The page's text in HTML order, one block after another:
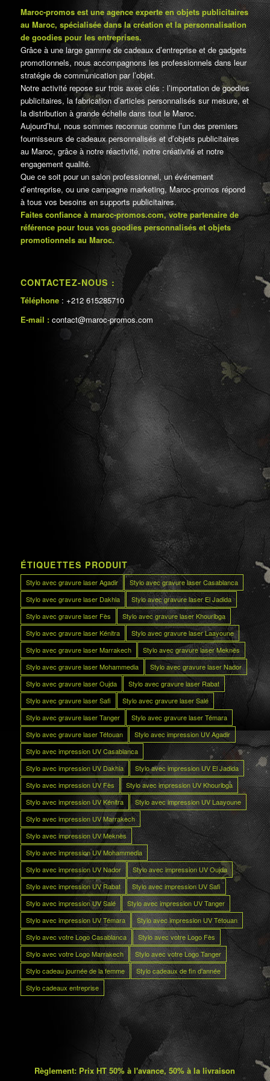
Maroc-promos est une agence experte en objets publicitaires
au Maroc, spécialisée dans la création et la personnalisation
de goodies pour les entreprises.
Grâce à une large gamme de cadeaux d’entreprise et de gadgets
promotionnels, nous accompagnons les professionnels dans leur
stratégie de communication par l’objet.
Notre activité repose sur trois axes clés : l’importation de goodies
publicitaires, la fabrication d’articles personnalisés sur mesure, et
la distribution à grande échelle dans tout le Maroc.
Aujourd’hui, nous sommes reconnus comme l’un des premiers
fournisseurs de cadeaux personnalisés et d’objets publicitaires
au Maroc, grâce à notre réactivité, notre créativité et notre
engagement qualité.
Que ce soit pour un salon professionnel, un événement
d’entreprise, ou une campagne marketing, Maroc-promos répond
à tous vos besoins en supports publicitaires.
Faites confiance à maroc-promos.com, votre partenaire de
référence pour tous vos goodies personnalisés et objets
promotionnels au Maroc.
CONTACTEZ-NOUS :
Téléphone : +212 615285710
E-mail : contact@maroc-promos.com
ÉTIQUETTES PRODUIT
Stylo avec gravure laser Agadir
Stylo avec gravure laser Casablanca
Stylo avec gravure laser Dakhla
Stylo avec gravure laser El Jadida
Stylo avec gravure laser Fès
Stylo avec gravure laser Khouribga
Stylo avec gravure laser Kénitra
Stylo avec gravure laser Laayoune
Stylo avec gravure laser Marrakech
Stylo avec gravure laser Meknès
Stylo avec gravure laser Mohammedia
Stylo avec gravure laser Nador
Stylo avec gravure laser Oujda
Stylo avec gravure laser Rabat
Stylo avec gravure laser Safi
Stylo avec gravure laser Salé
Stylo avec gravure laser Tanger
Stylo avec gravure laser Témara
Stylo avec gravure laser Tétouan
Stylo avec impression UV Agadir
Stylo avec impression UV Casablanca
Stylo avec impression UV Dakhla
Stylo avec impression UV El Jadida
Stylo avec impression UV Fès
Stylo avec impression UV Khouribga
Stylo avec impression UV Kénitra
Stylo avec impression UV Laayoune
Stylo avec impression UV Marrakech
Stylo avec impression UV Meknès
Stylo avec impression UV Mohammedia
Stylo avec impression UV Nador
Stylo avec impression UV Oujda
Stylo avec impression UV Rabat
Stylo avec impression UV Safi
Stylo avec impression UV Salé
Stylo avec impression UV Tanger
Stylo avec impression UV Témara
Stylo avec impression UV Tétouan
Stylo avec votre Logo Casablanca
Stylo avec votre Logo Fès
Stylo avec votre Logo Marrakech
Stylo avec votre Logo Tanger
Stylo cadeau journée de la femme
Stylo cadeaux de fin d’année
Stylo cadeaux entreprise
Règlement: Prix HT 50% à l'avance, 50% à la livraison